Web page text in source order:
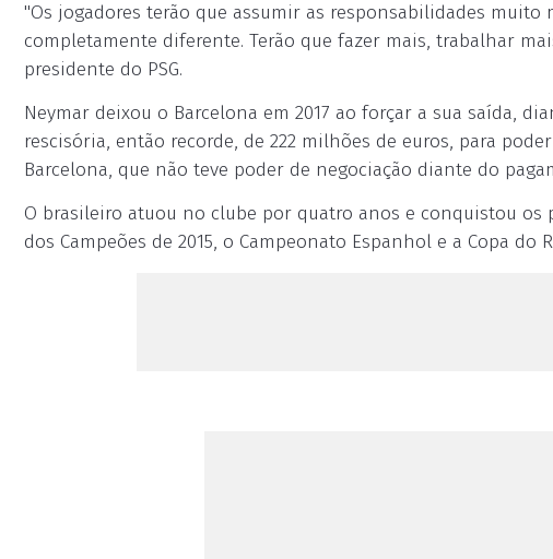
"Os jogadores terão que assumir as responsabilidades
completamente diferente. Terão que fazer mais, trabalhar
presidente do PSG.
Neymar deixou o Barcelona em 2017 ao forçar a sua saída,
rescisória, então recorde, de 222 milhões de euros, para
Barcelona, que não teve poder de negociação diante do
O brasileiro atuou no clube por quatro anos e conquistou
dos Campeões de 2015, o Campeonato Espanhol e a Copa do